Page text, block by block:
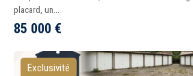
placard, un...
85 000 €
Exclusivité